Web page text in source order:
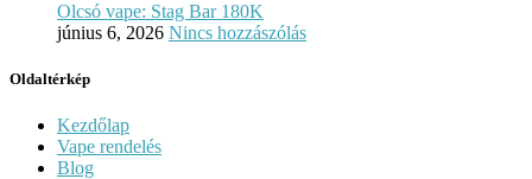
Olcsó vape: Stag Bar 180K
június 6, 2026 Nincs hozzászólás
Oldaltérkép
Kezdőlap
Vape rendelés
Blog